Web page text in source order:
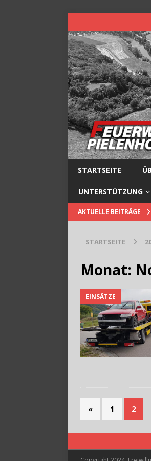
STARTSEITE
UNTERSTÜTZUNG
AKTUELLE BEITRÄGE
STARTSEITE
Monat:
EINSÄTZE
« 1 2